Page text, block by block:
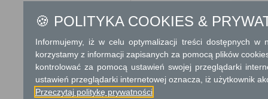
złożyć oświadczenie w
Podstawa prawna
Ustawa z dnia 14
Ustawa z dnia 28
Ustawa z dnia 16
🍪 POLITYKA COOKIES &
Informujemy, iż w celu optymalizacji treści dostępnych w
korzystamy z informacji zapisanych za pomocą plików
kontrolować za pomocą ustawień swojej przeglądarki
ustawień przeglądarki internetowej oznacza, iż użytkownik
Przeczytaj politykę prywatności